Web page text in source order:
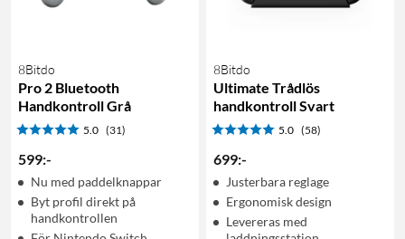
8Bitdo
Pro 2 Bluetooth
Handkontroll Grå
5.0 (31)
599:-
Nu med paddelknappar
Byt profil direkt på
handkontrollen
8Bitdo
Ultimate Trådlös
handkontroll Svart
5.0 (58)
699:-
Justerbara reglage
Ergonomisk design
Levereras med